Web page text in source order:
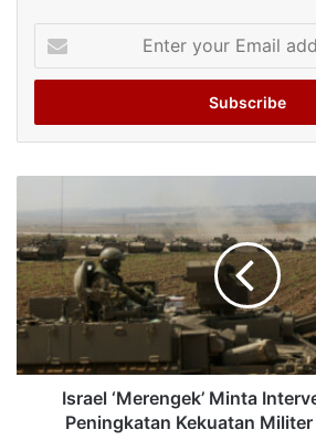
your
Email
Israel ‘Merengek’ Minta
Peningkatan Kekuatan